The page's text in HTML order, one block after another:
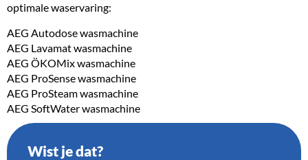
optimale waservaring:
AEG Autodose wasmachine
AEG Lavamat wasmachine
AEG ÖKOMix wasmachine
AEG ProSense wasmachine
AEG ProSteam wasmachine
AEG SoftWater wasmachine
Wist je dat?